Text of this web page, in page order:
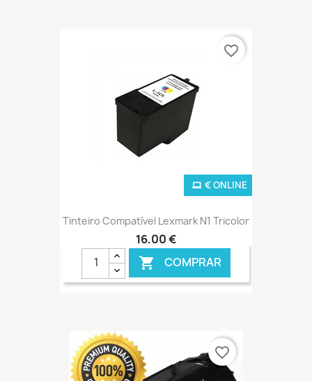
Tinteiro Compatível Lexmark N1 Tricolor
16,00 €
 COMPRAR
€ ONLINE
favorite_border
favorite_border